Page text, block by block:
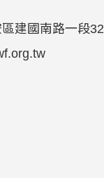
建國南路一段